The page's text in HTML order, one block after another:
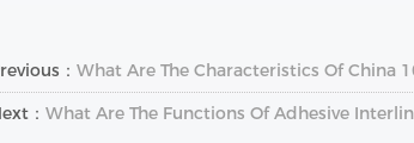
： What Are The Characteristics Of China
： What Are The Functions Of Adhesive